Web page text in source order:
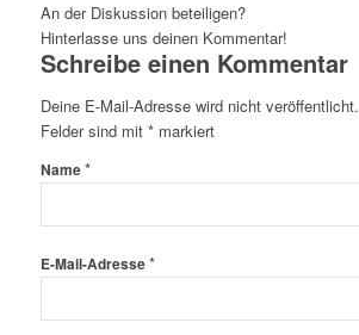
An der Diskussion beteiligen?
Hinterlasse uns deinen Kommentar!
Schreibe einen Kommentar
Deine E-Mail-Adresse wird nicht veröffentlicht.
Felder sind mit *markiert
Name*
E-Mail-Adresse*